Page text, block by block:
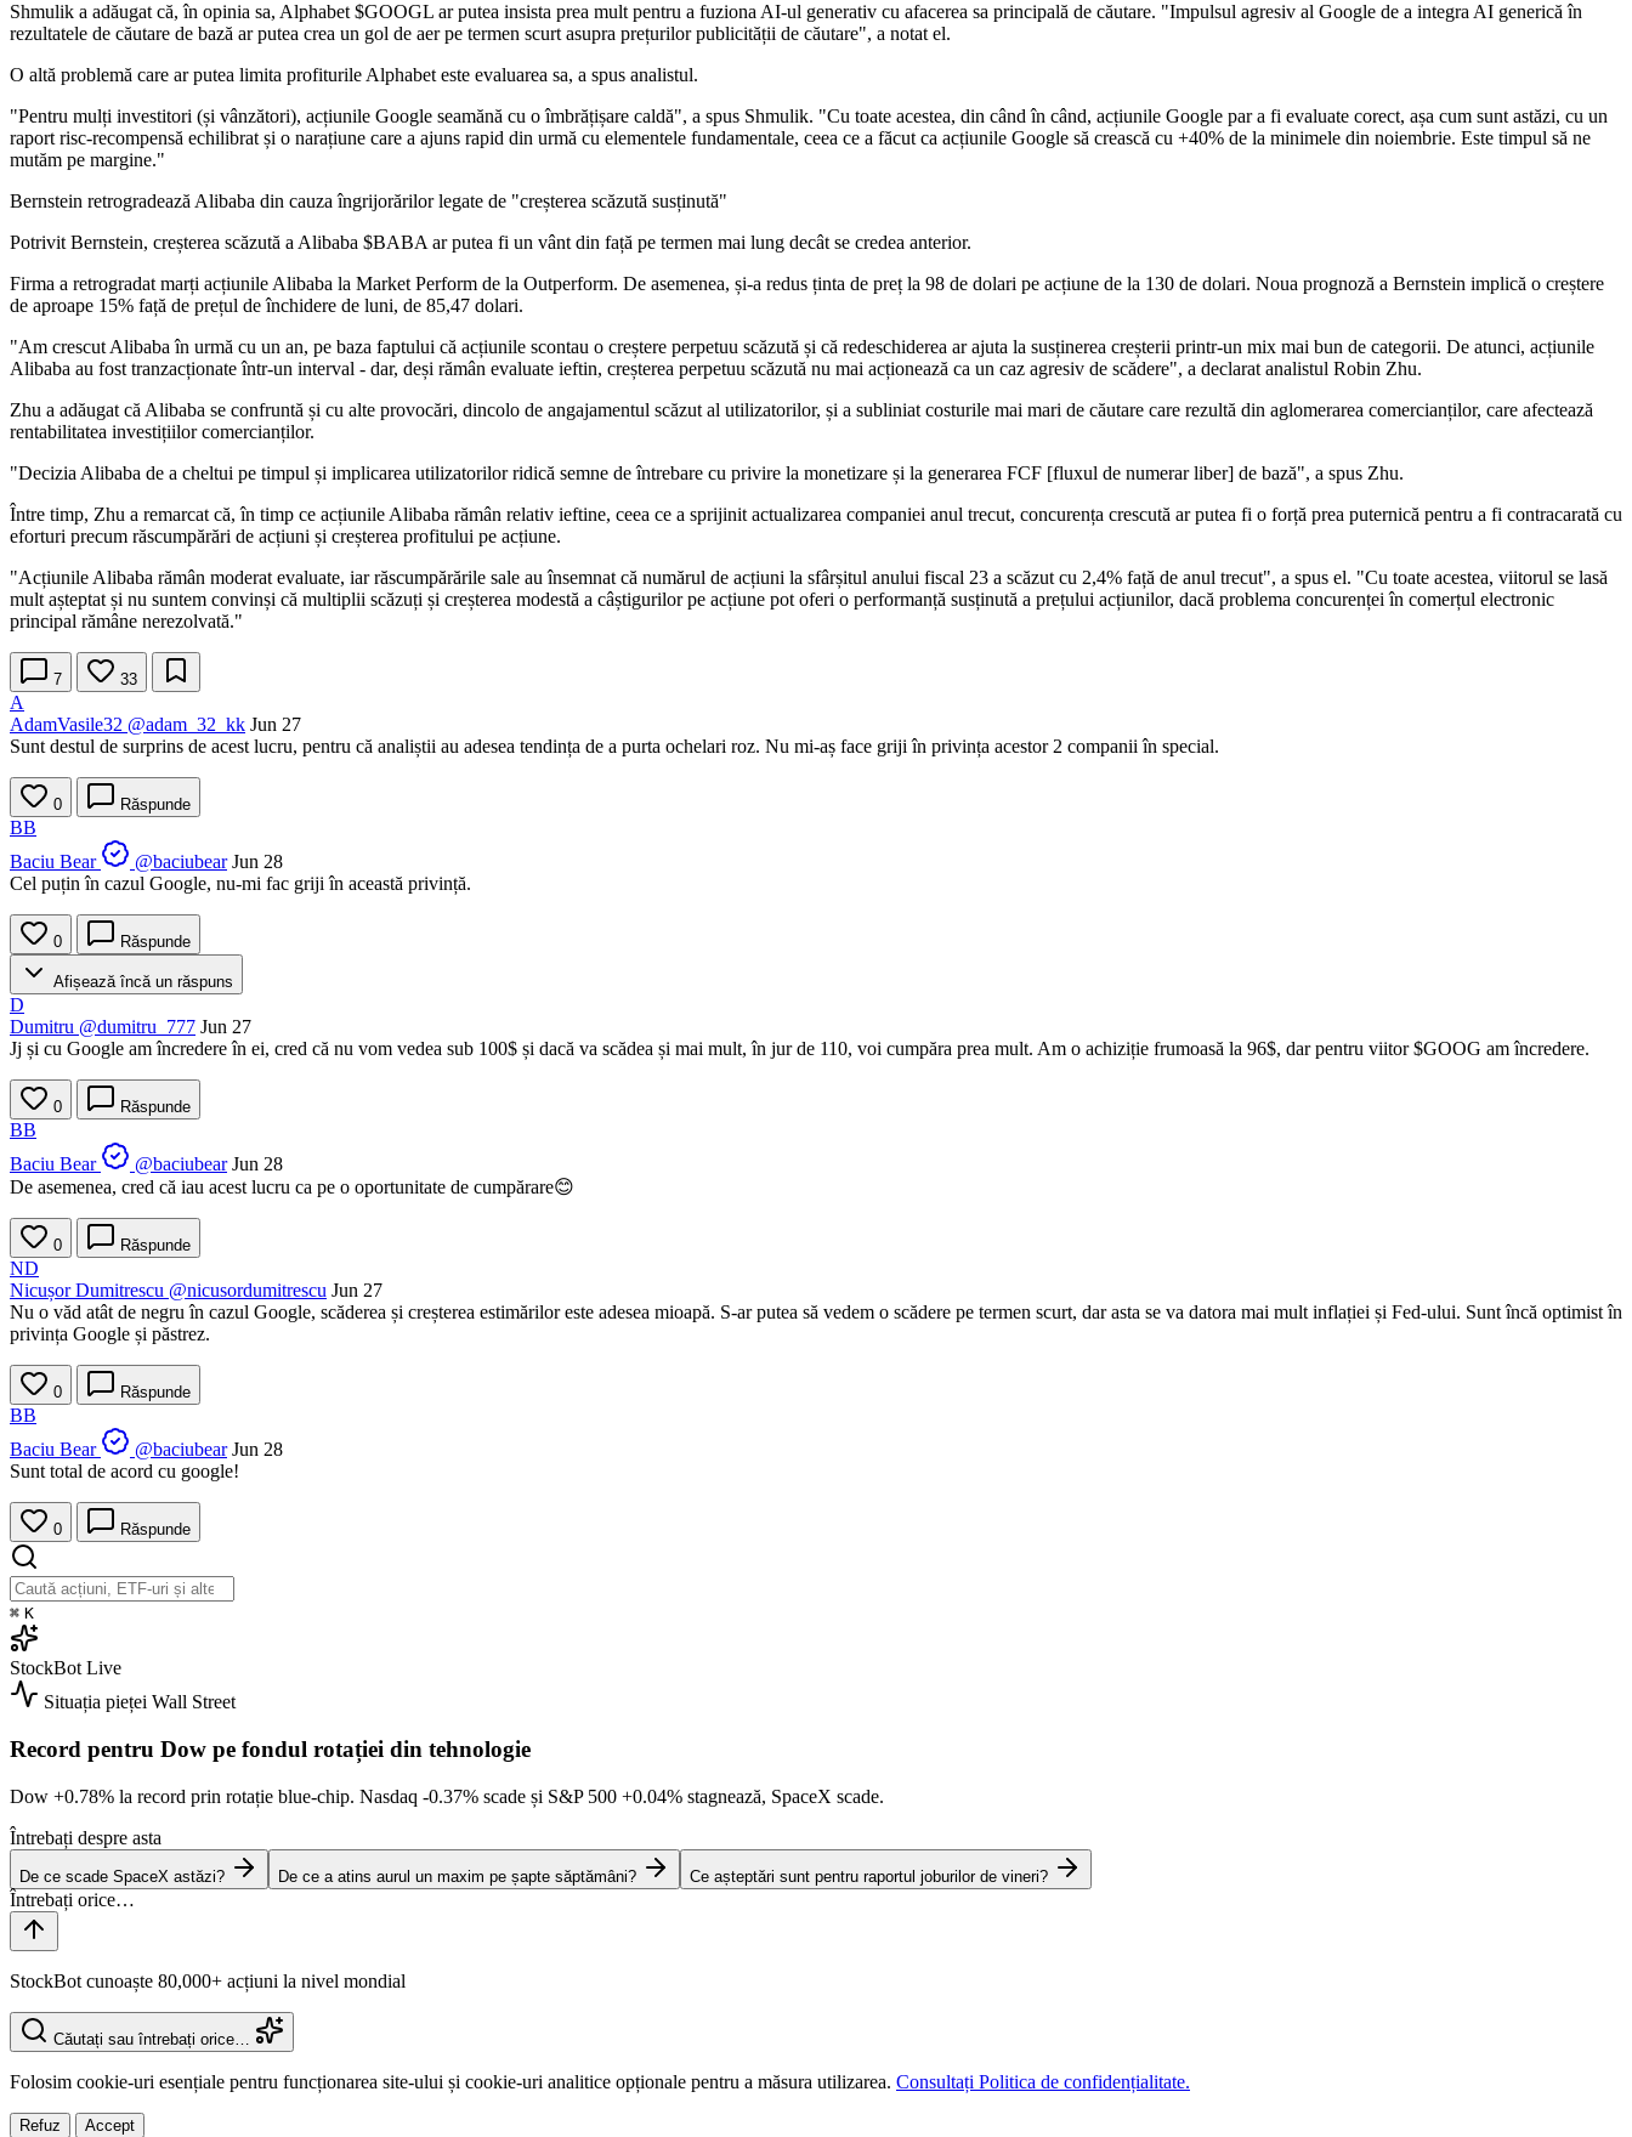
Shmulik a adăugat că, în opinia sa, Alphabet $GOOGL ar putea insista prea mult pentru a fuziona AI-ul generativ cu afacerea sa principală de căutare. "Impulsul agresiv al Google de a integra AI generică în
rezultatele de căutare de bază ar putea crea un gol de aer pe termen scurt asupra prețurilor publicității de căutare", a notat el.
O altă problemă care ar putea limita profiturile Alphabet este evaluarea sa, a spus analistul.
"Pentru mulți investitori (și vânzători), acțiunile Google seamănă cu o îmbrățișare caldă", a spus Shmulik. "Cu toate acestea, din când în când, acțiunile Google par a fi evaluate corect, așa cum sunt astăzi, cu un
raport risc-recompensă echilibrat și o narațiune care a ajuns rapid din urmă cu elementele fundamentale, ceea ce a făcut ca acțiunile Google să crească cu +40% de la minimele din noiembrie. Este timpul să ne
mutăm pe margine."
Bernstein retrogradează Alibaba din cauza îngrijorărilor legate de "creșterea scăzută susținută"
Potrivit Bernstein, creșterea scăzută a Alibaba $BABA ar putea fi un vânt din față pe termen mai lung decât se credea anterior.
Firma a retrogradat marți acțiunile Alibaba la Market Perform de la Outperform. De asemenea, și-a redus ținta de preț la 98 de dolari pe acțiune de la 130 de dolari. Noua prognoză a Bernstein implică o creștere
de aproape 15% față de prețul de închidere de luni, de 85,47 dolari.
"Am crescut Alibaba în urmă cu un an, pe baza faptului că acțiunile scontau o creștere perpetuu scăzută și că redeschiderea ar ajuta la susținerea creșterii printr-un mix mai bun de categorii. De atunci, acțiunile
Alibaba au fost tranzacționate într-un interval - dar, deși rămân evaluate ieftin, creșterea perpetuu scăzută nu mai acționează ca un caz agresiv de scădere", a declarat analistul Robin Zhu.
Zhu a adăugat că Alibaba se confruntă și cu alte provocări, dincolo de angajamentul scăzut al utilizatorilor, și a subliniat costurile mai mari de căutare care rezultă din aglomerarea comercianților, care afectează
rentabilitatea investițiilor comercianților.
"Decizia Alibaba de a cheltui pe timpul și implicarea utilizatorilor ridică semne de întrebare cu privire la monetizare și la generarea FCF [fluxul de numerar liber] de bază", a spus Zhu.
Între timp, Zhu a remarcat că, în timp ce acțiunile Alibaba rămân relativ ieftine, ceea ce a sprijinit actualizarea companiei anul trecut, concurența crescută ar putea fi o forță prea puternică pentru a fi contracarată cu
eforturi precum răscumpărări de acțiuni și creșterea profitului pe acțiune.
"Acțiunile Alibaba rămân moderat evaluate, iar răscumpărările sale au însemnat că numărul de acțiuni la sfârșitul anului fiscal 23 a scăzut cu 2,4% față de anul trecut", a spus el. "Cu toate acestea, viitorul se lasă
mult așteptat și nu suntem convinși că multiplii scăzuți și creșterea modestă a câștigurilor pe acțiune pot oferi o performanță susținută a prețului acțiunilor, dacă problema concurenței în comerțul electronic
principal rămâne nerezolvată."
7 33
A
AdamVasile32 @adam_32_kk Jun 27
Sunt destul de surprins de acest lucru, pentru că analiștii au adesea tendința de a purta ochelari roz. Nu mi-aș face griji în privința acestor 2 companii în special.
0 Răspunde
BB
Baciu Bear
@baciubear Jun 28
Cel puțin în cazul Google, nu-mi fac griji în această privință.
0 Răspunde
Afișează încă un răspuns
D
Dumitru @dumitru_777 Jun 27
Jj și cu Google am încredere în ei, cred că nu vom vedea sub 100$ și dacă va scădea și mai mult, în jur de 110, voi cumpăra prea mult. Am o achiziție frumoasă la 96$, dar pentru viitor$GOOG am încredere.
0 Răspunde
BB
Baciu Bear
@baciubear Jun 28
De asemenea, cred că iau acest lucru ca pe o oportunitate de cumpărare😊
0 Răspunde
ND
Nicușor Dumitrescu @nicusordumitrescu Jun 27
Nu o văd atât de negru în cazul Google, scăderea și creșterea estimărilor este adesea mioapă. S-ar putea să vedem o scădere pe termen scurt, dar asta se va datora mai mult inflației și Fed-ului. Sunt încă optimist în
privința Google și păstrez.
0 Răspunde
BB
Baciu Bear
@baciubear Jun 28
Sunt total de acord cu google!
0 Răspunde
⌘ K
StockBot Live
Situația pieței Wall Street
Record pentru Dow pe fondul rotației din tehnologie
Dow +0.78% la record prin rotație blue-chip. Nasdaq -0.37% scade și S&P 500 +0.04% stagnează, SpaceX scade.
Întrebați despre asta
De ce scade SpaceX astăzi? De ce a atins aurul un maxim pe șapte săptămâni? Ce așteptări sunt pentru raportul joburilor de vineri?
StockBot cunoaște 80,000+ acțiuni la nivel mondial
Căutați sau întrebați orice…
Folosim cookie-uri esențiale pentru funcționarea site-ului și cookie-uri analitice opționale pentru a măsura utilizarea. Consultați Politica de confidențialitate.
Refuz Accept